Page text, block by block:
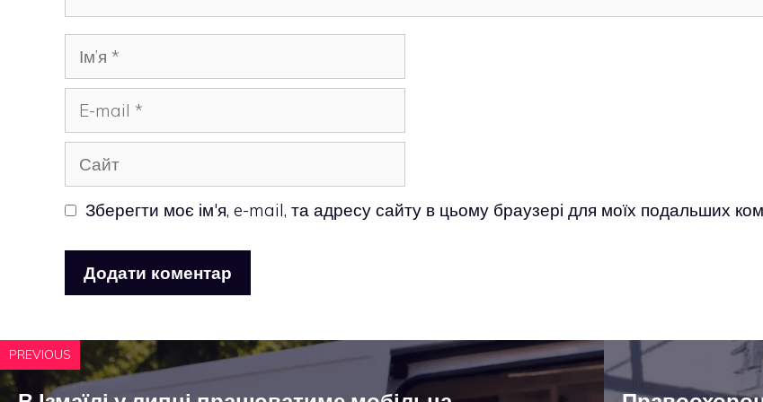
Ім’я
mail
Сайт
Зберегти моє ім'я, e-mail, та адресу сайту в цьому браузері для моїх подальших
PREVIOUS